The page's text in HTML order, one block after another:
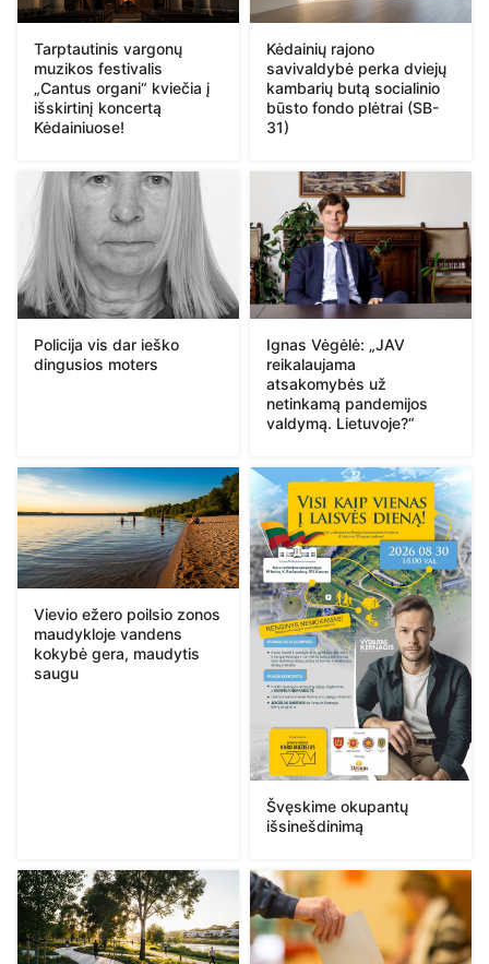
Tarptautinis vargonų
muzikos festivalis
„Cantus organi“ kviečia į
išskirtinį koncertą
Kėdainiuose!
Kėdainių rajono
savivaldybė perka dviejų
kambarių butą socialinio
būsto fondo plėtrai (SB-
31)
Policija vis dar ieško
dingusios moters
Ignas Vėgėlė: „JAV
reikalaujama
atsakomybės už
netinkamą pandemijos
valdymą. Lietuvoje?“
Vievio ežero poilsio zonos
maudykloje vandens
kokybė gera, maudytis
saugu
Švęskime okupantų
išsinešdinimą